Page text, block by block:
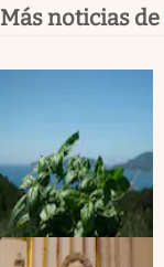
Más noticias de